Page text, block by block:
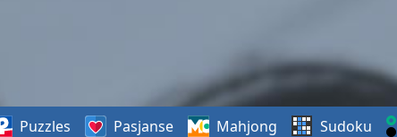
Puzzles Pasjanse Mahjong Sudoku